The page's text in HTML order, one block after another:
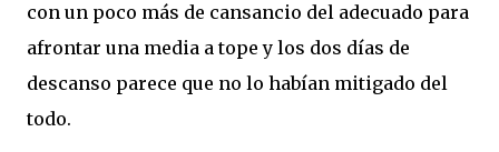
con un poco más de cansancio del adecuado para
afrontar una media a tope y los dos días de
descanso parece que no lo habían mitigado del
todo.